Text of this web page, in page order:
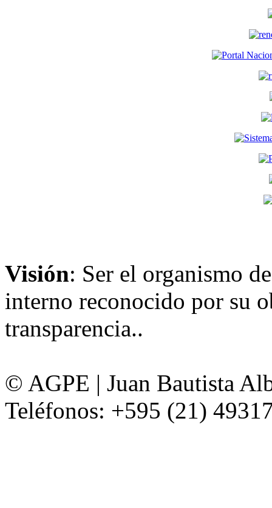
Visión: Ser el organismo
interno reconocido por su
transparencia..
© AGPE | Juan Bautista
Teléfonos: +595 (21)